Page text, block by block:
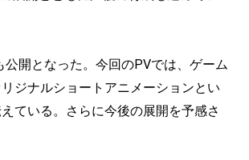
開となった。今回のPVでは、ゲーム
ジナルショートアニメーションとい
ている。さらに今後の展開を予感さ